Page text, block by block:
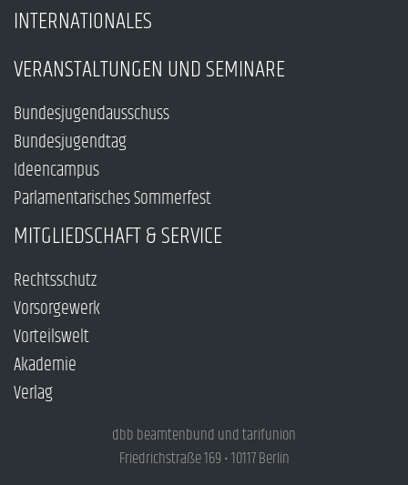
INTERNATIONALES
VERANSTALTUNGEN UND SEMINARE
Bundesjugendausschuss
Bundesjugendtag
Ideencampus
Parlamentarisches Sommerfest
MITGLIEDSCHAFT & SERVICE
Rechtsschutz
Vorsorgewerk
Vorteilswelt
Akademie
Verlag
dbb beamtenbund und tarifunion
Friedrichstraße 169 • 10117 Berlin